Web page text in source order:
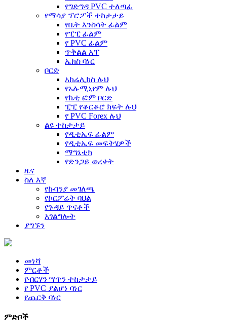
የግድግዳ PVC ተለጣፊ
የማሳያ ፕሮፖች ተከታታይ
የቤት እንስሳት ፊልም
የፒፒ ፊልም
የ PVC ፊልም
ጥቅልል አፕ
ኤክስ ባነር
ቦርድ
አክሬሊክስ ሉህ
የአሉሚኒየም ሉህ
የኬቲ ፎም ቦርድ
ፒፒ የቆርቆሮ ክፍት ሉህ
የ PVC Forex ሉህ
ልዩ ተከታታይ
የዲቲኤፍ ፊልም
የዲቲኤፍ መፍትሄዎች
ማግኔቲክ
የድንጋይ ወረቀት
ዜና
ስለ እኛ
የኩባንያ መገለጫ
የኮርፖሬት ባህል
የጉዳይ ጥናቶች
አገልግሎት
ያግኙን
መነሻ
ምርቶች
የብርሃን ሣጥን ተከታታይ
የ PVC ያልሆነ ባነር
የጨርቅ ባነር
ምድቦች